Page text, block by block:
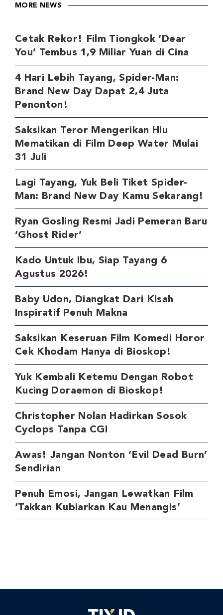
MORE NEWS
Cetak Rekor! Film Tiongkok ‘Dear
You’ Tembus 1,9 Miliar Yuan di Cina
4 Hari Lebih Tayang, Spider-Man:
Brand New Day Dapat 2,4 Juta
Penonton!
Saksikan Teror Mengerikan Hiu
Mematikan di Film Deep Water Mulai
31 Juli
Lagi Tayang, Yuk Beli Tiket Spider-
Man: Brand New Day Kamu Sekarang!
Ryan Gosling Resmi Jadi Pemeran Baru
‘Ghost Rider’
Kado Untuk Ibu, Siap Tayang 6
Agustus 2026!
Baby Udon, Diangkat Dari Kisah
Inspiratif Penuh Makna
Saksikan Keseruan Film Komedi Horor
Cek Khodam Hanya di Bioskop!
Yuk Kembali Ketemu Dengan Robot
Kucing Doraemon di Bioskop!
Christopher Nolan Hadirkan Sosok
Cyclops Tanpa CGI
Awas! Jangan Nonton ‘Evil Dead Burn’
Sendirian
Penuh Emosi, Jangan Lewatkan Film
‘Takkan Kubiarkan Kau Menangis’